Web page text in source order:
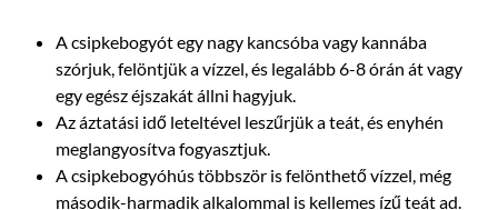
A csipkebogyót egy nagy kancsóba vagy kannába
szórjuk, felöntjük a vízzel, és legalább 6-8 órán át vagy
egy egész éjszakát állni hagyjuk.
Az áztatási idő leteltével leszűrjük a teát, és enyhén
meglangyosítva fogyasztjuk.
A csipkebogyóhús többször is felönthető vízzel, még
második-harmadik alkalommal is kellemes ízű teát ad.